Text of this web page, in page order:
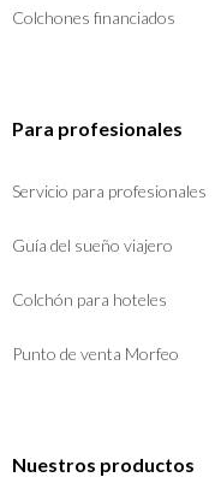
Colchones financiados
Para profesionales
Servicio para profesionales
Guía del sueño viajero
Colchón para hoteles
Punto de venta Morfeo
Nuestros productos